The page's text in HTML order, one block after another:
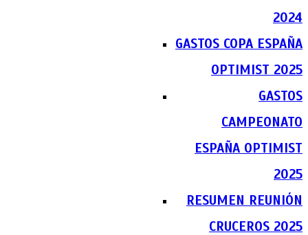
2024
GASTOS COPA ESPAÑA
OPTIMIST 2025
GASTOS
CAMPEONATO
ESPAÑA OPTIMIST
2025
RESUMEN REUNIÓN
CRUCEROS 2025